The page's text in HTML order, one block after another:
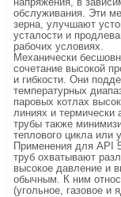
обслуживания. Эти
зерна, улучшают
усталости и
рабочих условиях.
Механически
сочетание высокой
и гибкости. Они
температурных
паровых котлах
линиях и термически
трубы также
теплового цикла или
Применения для API
труб охватывают
высокое давление и
обычным. К ним
(угольное, газовое и